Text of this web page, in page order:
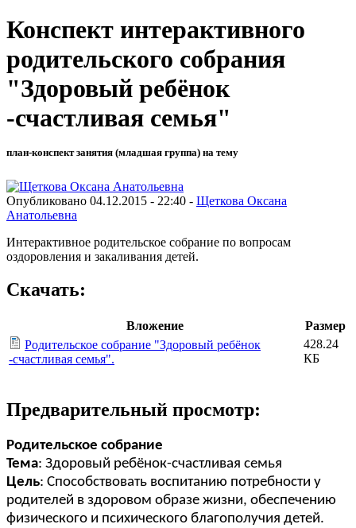
Конспект интерактивного
родительского собрания
"Здоровый ребёнок
-счастливая семья"
план-конспект занятия (младшая группа) на тему
Опубликовано 04.12.2015 - 22:40 - Щеткова Оксана
Анатольевна
Интерактивное родительское собрание по вопросам
оздоровления и закаливания детей.
Скачать:
Вложение
Размер
Родительское собрание "Здоровый ребёнок
-счастливая семья".
428.24
КБ
Предварительный просмотр:
Родительское собрание
Тема: Здоровый ребёнок-счастливая семья
Цель: Способствовать воспитанию потребности у
родителей в здоровом образе жизни, обеспечению
физического и психического благополучия детей.